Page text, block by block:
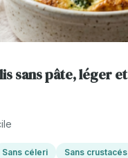
sans pâte, léger et
Sans céleri Sans crustacés